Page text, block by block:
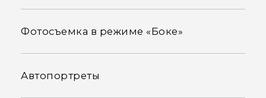
Фотосъемка в режиме «Боке»
Автопортреты